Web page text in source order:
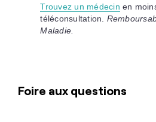
Trouvez un médecin en
téléconsultation.
Maladie.
Foire aux questions